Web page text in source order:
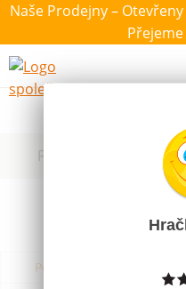
Naše Prodejny –
Filtrovat dle
Podle názvu od A do Z